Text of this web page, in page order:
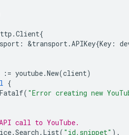
.Client{
: &transport.APIKey{Key :
:= youtube.New(client)
{
Fatalf( "Error creating new
call to YouTube.
.Search . List( "id,snippet" ).